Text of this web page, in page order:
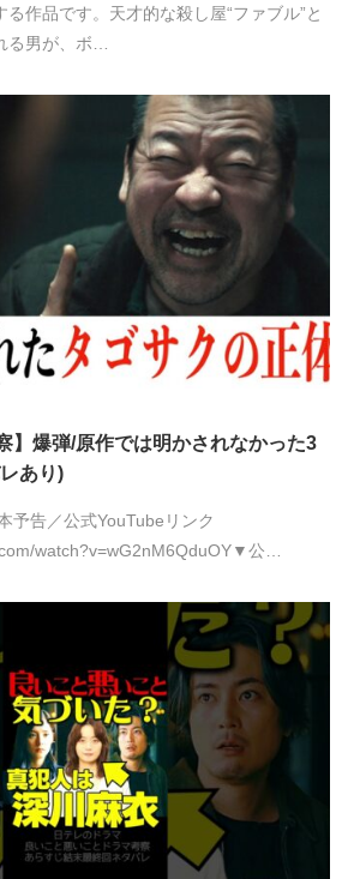
作品です。天才的な殺し屋“ファブル”と
る男が、ボ…
】爆弾/原作では明かされなかった3
あり)
予告／公式YouTubeリンク
watch?v=wG2nM6QduOY▼公…